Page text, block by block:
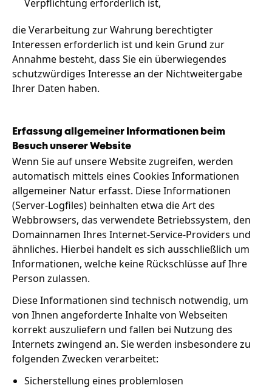
Verpflichtung erforderlich ist,
die Verarbeitung zur Wahrung berechtigter
Interessen erforderlich ist und kein Grund zur
Annahme besteht, dass Sie ein überwiegendes
schutzwürdiges Interesse an der Nichtweitergabe
Ihrer Daten haben.
Erfassung allgemeiner Informationen beim
Besuch unserer Website
Wenn Sie auf unsere Website zugreifen, werden
automatisch mittels eines Cookies Informationen
allgemeiner Natur erfasst. Diese Informationen
(Server-Logfiles) beinhalten etwa die Art des
Webbrowsers, das verwendete Betriebssystem, den
Domainnamen Ihres Internet-Service-Providers und
ähnliches. Hierbei handelt es sich ausschließlich um
Informationen, welche keine Rückschlüsse auf Ihre
Person zulassen.
Diese Informationen sind technisch notwendig, um
von Ihnen angeforderte Inhalte von Webseiten
korrekt auszuliefern und fallen bei Nutzung des
Internets zwingend an. Sie werden insbesondere zu
folgenden Zwecken verarbeitet:
Sicherstellung eines problemlosen